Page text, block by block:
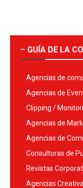
– GUÍA DE LA
Agencias de
Agencias de
Clipping /
Agencias de
Agencias de
Consultoras de
Revistas
Agencias